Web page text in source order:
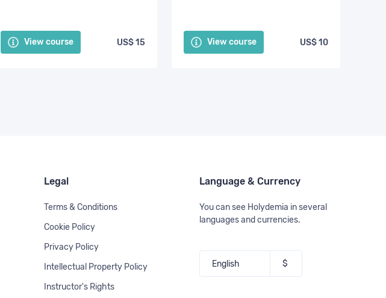
View course US$ 15 View course US$ 10
Legal
Terms & Conditions
Cookie Policy
Privacy Policy
Intellectual Property Policy
Instructor's Rights
Language & Currency
You can see Holydemia in several
languages and currencies.